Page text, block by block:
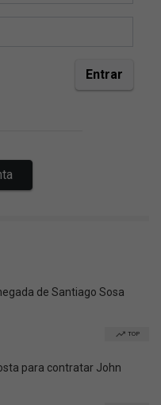
de Santiago Sosa
TOP
para contratar John